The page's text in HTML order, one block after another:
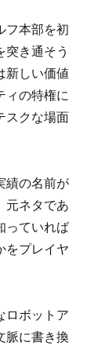
フ本部を初
き通そう
新しい価値
ィの特権に
スクな場面
績の名前が
元ネタであ
っていれば
をプレイヤ
ロボットア
脈に書き換